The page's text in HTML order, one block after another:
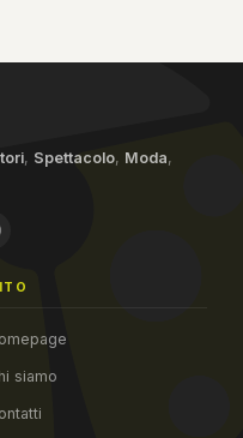
, Spettacolo, Moda,
siamo